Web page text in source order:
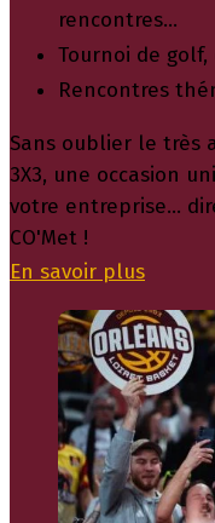
rencontres…
Tournoi de
Rencontres
Sans oublier le très
3X3, une occasion
votre entreprise...
CO'Met !
En savoir plus